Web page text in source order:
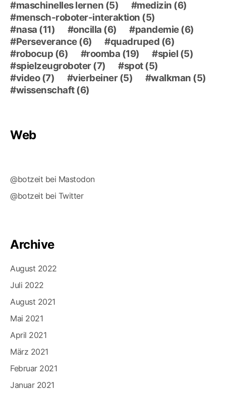
maschinelles lernen (5) medizin (6)
mensch-roboter-interaktion (5)
nasa (11) oncilla (6) pandemie(6)
Perseverance(6) quadruped (6)
robocup (6) roomba (19) spiel (5)
spielzeugroboter(7) spot(5)
video(7) vierbeiner(5) walkman (5)
wissenschaft(6)
Web
@botzeit bei Mastodon
@botzeit bei Twitter
Archive
August 2022
Juli 2022
August 2021
Mai 2021
April 2021
März 2021
Februar 2021
Januar 2021